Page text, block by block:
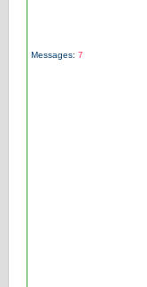
Messages: 7